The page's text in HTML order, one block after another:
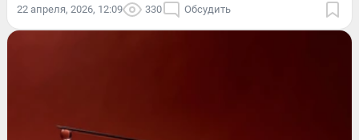
22 апреля, 2026, 12:09 330 Обсудить